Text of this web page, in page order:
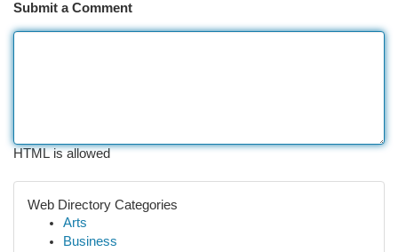
Submit a Comment
HTML is allowed
Web Directory Categories
Arts
Business